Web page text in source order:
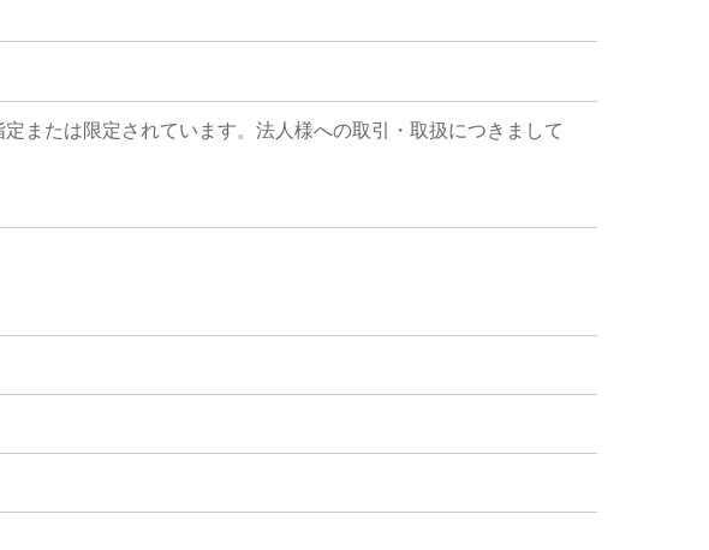
または限定されています。法人様への取引・取扱につきまして